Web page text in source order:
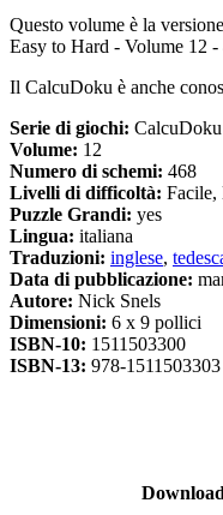
Questo volume è la
Easy to Hard - Volume 12 -
Il CalcuDoku è anche
Serie di giochi: CalcuDoku
Volume: 12
Numero di schemi: 468
Livelli di difficoltà:
Puzzle Grandi: yes
Lingua: italiana
Traduzioni: inglese,
Data di pubblicazione:
Autore: Nick Snels
Dimensioni: 6 x 9 pollici
ISBN-10: 1511503300
ISBN-13: 978-1511503303